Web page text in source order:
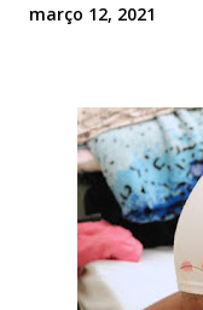
março 12, 2021